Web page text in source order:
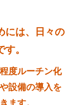
には、日々の
。
度ルーチン化
設備の導入を
ます。